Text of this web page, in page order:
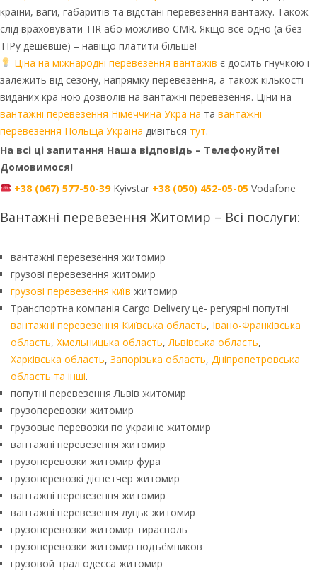
країни, ваги, габаритів та відстані перевезення вантажу. Також
слід враховувати TIR або можливо CMR. Якщо все одно (а без
ТІРу дешевше) – навіщо платити більше!
Ціна на міжнародні перевезення вантажів є досить гнучкою і
залежить від сезону, напрямку перевезення, а також кількості
виданих країною дозволів на вантажні перевезення. Ціни на
вантажні перевезення Німеччина Україна та вантажні
перевезення Польща Україна дивіться тут.
На всі ці запитання Наша відповідь – Телефонуйте!
Домовимося!
+38 (067) 577-50-39Kyivstar +38 (050) 452-05-05Vodafone
Вантажні перевезення Житомир – Всі послуги:
вантажні перевезення житомир
грузові перевезення житомир
грузові перевезення київ житомир
Транспортна компанія Cargo Delivery це- регуярні попутні
вантажні перевезення Київська область, Івано-Франківська
область, Хмельницька область,Львівська область,
Харківська область, Запорізька область, Дніпропетровська
область та інші.
попутні перевезення Львів житомир
грузоперевозки житомир
грузовые перевозки по украине житомир
вантажні перевезення житомир
грузоперевозки житомир фура
грузоперевозкі діспетчер житомир
вантажні перевезення житомир
вантажні перевезення луцьк житомир
грузоперевозки житомир тирасполь
грузоперевозки житомир подъёмников
грузовой трал одесса житомир